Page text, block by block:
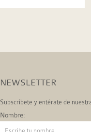
NEWSLETTER
Subscríbete y entérate de
Nombre: